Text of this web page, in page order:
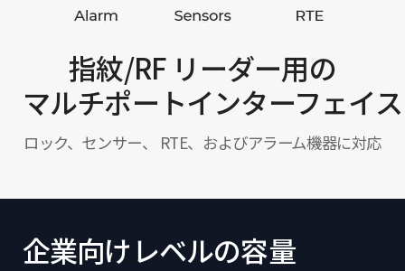
指紋/RF リーダー用の
マルチポートインターフェイス
ロック、センサー、 RTE、およびアラーム機器に対応
企業向けレベルの容量